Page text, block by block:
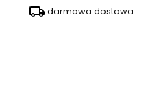
darmowa dostawa